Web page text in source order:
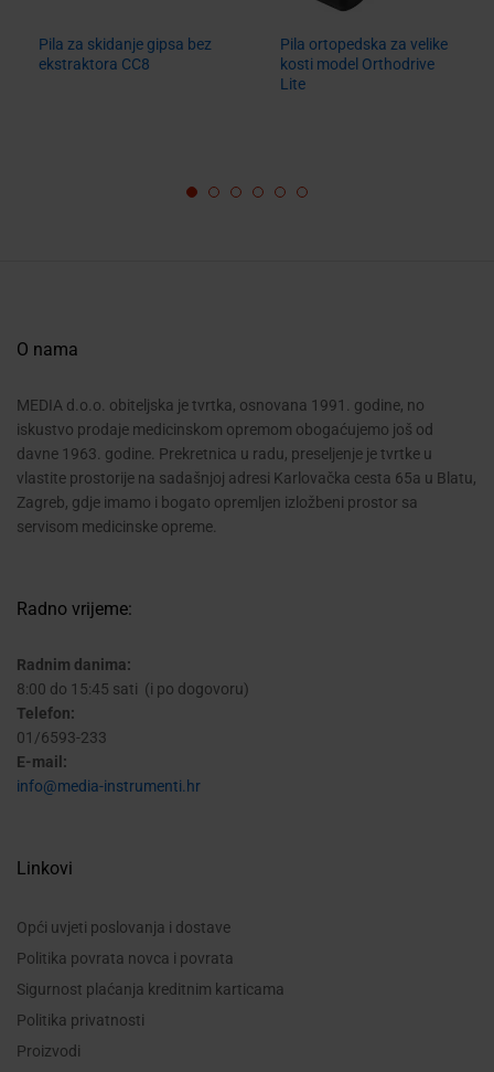
Pila za skidanje gipsa bez
ekstraktora CC8
Pila ortopedska za velike
kosti model Orthodrive
Lite
O nama
MEDIA d.o.o. obiteljska je tvrtka, osnovana 1991. godine, no
iskustvo prodaje medicinskom opremom obogaćujemo još od
davne 1963. godine. Prekretnica u radu, preseljenje je tvrtke u
vlastite prostorije na sadašnjoj adresi Karlovačka cesta 65a u Blatu,
Zagreb, gdje imamo i bogato opremljen izložbeni prostor sa
servisom medicinske opreme.
Radno vrijeme:
Radnim danima:
8:00 do 15:45 sati (i po dogovoru)
Telefon:
01/6593-233
E-mail:
info@media-instrumenti.hr
Linkovi
Opći uvjeti poslovanja i dostave
Politika povrata novca i povrata
Sigurnost plaćanja kreditnim karticama
Politika privatnosti
Proizvodi